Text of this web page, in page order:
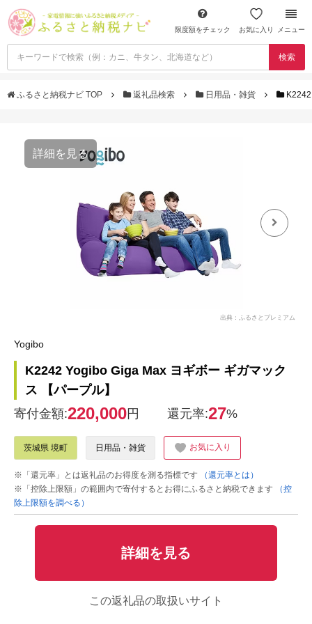
限度額をチェック お気に入り メニュー
検索
ふるさと納税ナビ TOP 返礼品検索 日用品・雑貨
詳細を見る
出典：ふるさとプレミアム
Yogibo
K2242 Yogibo Giga Max ヨギボー ギガマック
ス 【パープル】
寄付金額:220,000円 還元率:27%
茨城県 境町 日用品・雑貨 お気に入り
※「還元率」とは返礼品のお得度を測る指標です
（還元率とは）
※「控除上限額」の範囲内で寄付するとお得にふるさと納税できます
（控
除上限額を調べる）
詳細を見る
この返礼品の取扱いサイト